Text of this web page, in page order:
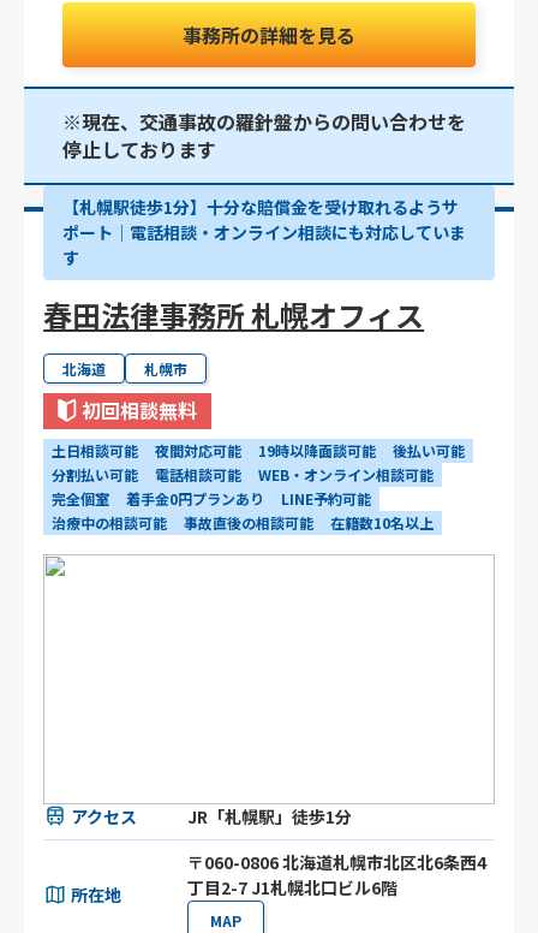
事務所の詳細を見る
※現在、交通事故の羅針盤からの問い合わせを
停止しております
【札幌駅徒歩1分】十分な賠償金を受け取れるようサ
ポート│電話相談・オンライン相談にも対応していま
す
春田法律事務所 札幌オフィス
北海道 札幌市
初回相談無料
土日相談可能 夜間対応可能 19時以降面談可能
後払い可能
分割払い可能
電話相談可能
WEB・オンライン相談可能
完全個室
着手金0円プランあり
LINE予約可能
治療中の相談可能
事故直後の相談可能 在籍数10名以上
アクセス JR「札幌駅」徒歩1分
所在地
〒060-0806 北海道札幌市北区北6条西4
丁目2-7 J1札幌北口ビル6階
MAP